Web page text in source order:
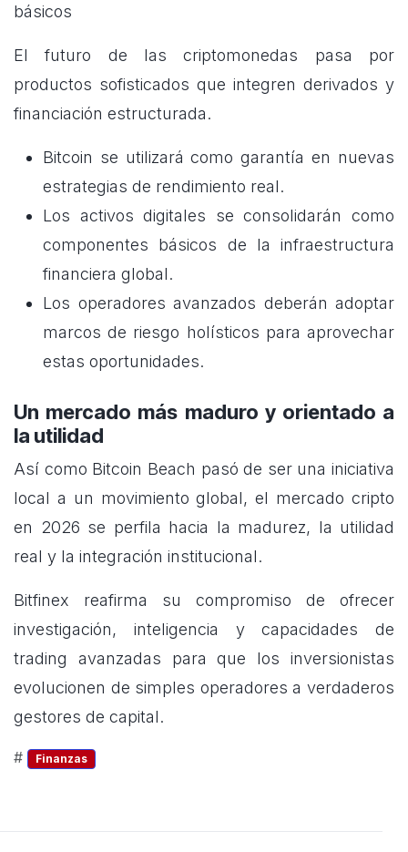
básicos
El futuro de las criptomonedas pasa por
productos sofisticados que integren derivados y
financiación estructurada.
Bitcoin se utilizará como garantía en nuevas
estrategias de rendimiento real.
Los activos digitales se consolidarán como
componentes básicos de la infraestructura
financiera global.
Los operadores avanzados deberán adoptar
marcos de riesgo holísticos para aprovechar
estas oportunidades.
Un mercado más maduro y orientado a
la utilidad
Así como Bitcoin Beach pasó de ser una iniciativa
local a un movimiento global, el mercado cripto
en 2026 se perfila hacia la madurez, la utilidad
real y la integración institucional.
Bitfinex reafirma su compromiso de ofrecer
investigación, inteligencia y capacidades de
trading avanzadas para que los inversionistas
evolucionen de simples operadores a verdaderos
gestores de capital.
# Finanzas